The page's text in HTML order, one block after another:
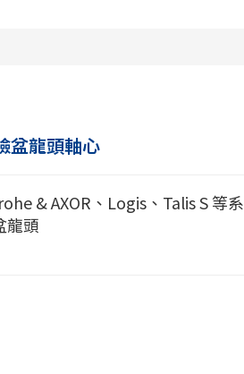
盆龍頭軸心
& AXOR、Logis、Talis S 等系
龍頭